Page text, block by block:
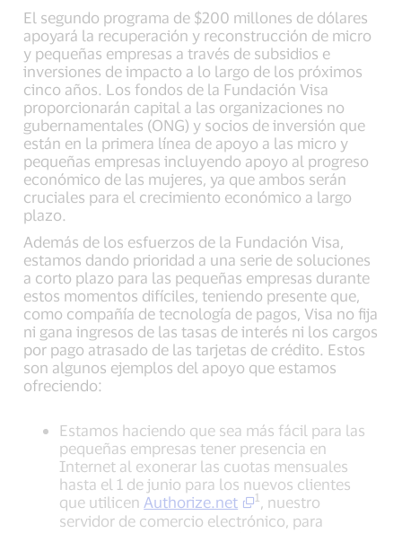
El segundo programa de $200 millones de dólares
apoyará la recuperación y reconstrucción de micro
y pequeñas empresas a través de subsidios e
inversiones de impacto a lo largo de los próximos
cinco años. Los fondos de la Fundación Visa
proporcionarán capital a las organizaciones no
gubernamentales (ONG) y socios de inversión que
están en la primera línea de apoyo a las micro y
pequeñas empresas incluyendo apoyo al progreso
económico de las mujeres, ya que ambos serán
cruciales para el crecimiento económico a largo
plazo.
Además de los esfuerzos de la Fundación Visa,
estamos dando prioridad a una serie de soluciones
a corto plazo para las pequeñas empresas durante
estos momentos difíciles, teniendo presente que,
como compañía de tecnología de pagos, Visa no fija
ni gana ingresos de las tasas de interés ni los cargos
por pago atrasado de las tarjetas de crédito. Estos
son algunos ejemplos del apoyo que estamos
ofreciendo:
Estamos haciendo que sea más fácil para las
pequeñas empresas tener presencia en
Internet al exonerar las cuotas mensuales
hasta el 1 de junio para los nuevos clientes
que utilicen Authorize.net 1
, nuestro
servidor de comercio electrónico, para